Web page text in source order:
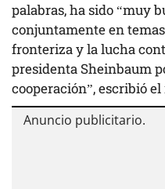
palabras, ha sido “muy
conjuntamente en
fronteriza y la lucha
presidenta Sheinbaum
cooperación”, escribió